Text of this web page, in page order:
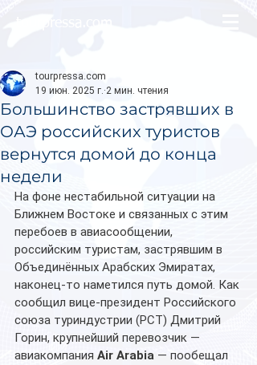
Большинство застрявших в
ОАЭ российских туристов
вернутся домой до конца
недели
tourpressa.com
19 июн. 2025 г. 2 мин. чтения
На фоне нестабильной ситуации на
Ближнем Востоке и связанных с этим
перебоев в авиасообщении,
российским туристам, застрявшим в
Объединённых Арабских Эмиратах,
наконец-то наметился путь домой. Как
сообщил вице-президент Российского
союза туриндустрии (РСТ) Дмитрий
Горин, крупнейший перевозчик —
авиакомпания Air Arabia — пообещал